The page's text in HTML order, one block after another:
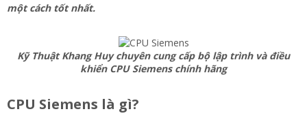
một cách tốt nhất.
Kỹ Thuật Khang Huy chuyên cung cấp bộ lập trình và điều
khiển CPU Siemens chính hãng
CPU Siemens là gì?